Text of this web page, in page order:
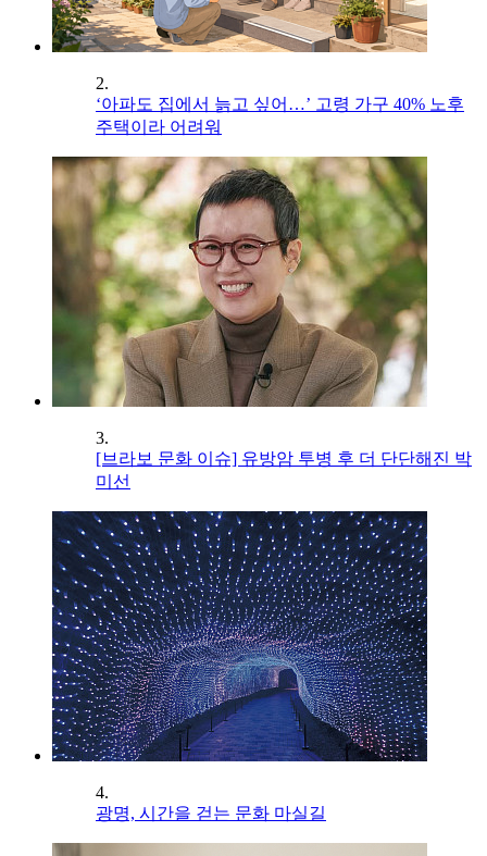
2.
‘아파도 집에서 늙고 싶어…’ 고령 가구 40% 노후
주택이라 어려워
3.
[브라보 문화 이슈] 유방암 투병 후 더 단단해진 박
미선
4.
광명, 시간을 걷는 문화 마실길